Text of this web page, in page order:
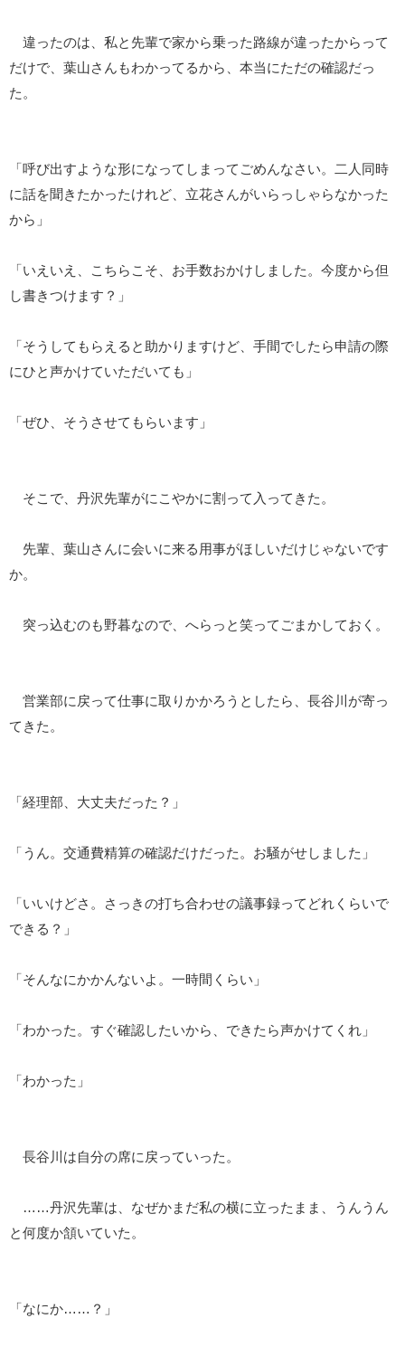
違ったのは、私と先輩で家から乗った路線が違ったからって
だけで、葉山さんもわかってるから、本当にただの確認だっ
た。
「呼び出すような形になってしまってごめんなさい。二人同時
に話を聞きたかったけれど、立花さんがいらっしゃらなかった
から」
「いえいえ、こちらこそ、お手数おかけしました。今度から但
し書きつけます？」
「そうしてもらえると助かりますけど、手間でしたら申請の際
にひと声かけていただいても」
「ぜひ、そうさせてもらいます」
そこで、丹沢先輩がにこやかに割って入ってきた。
先輩、葉山さんに会いに来る用事がほしいだけじゃないです
か。
突っ込むのも野暮なので、へらっと笑ってごまかしておく。
営業部に戻って仕事に取りかかろうとしたら、長谷川が寄っ
てきた。
「経理部、大丈夫だった？」
「うん。交通費精算の確認だけだった。お騒がせしました」
「いいけどさ。さっきの打ち合わせの議事録ってどれくらいで
できる？」
「そんなにかかんないよ。一時間くらい」
「わかった。すぐ確認したいから、できたら声かけてくれ」
「わかった」
長谷川は自分の席に戻っていった。
……丹沢先輩は、なぜかまだ私の横に立ったまま、うんうん
と何度か頷いていた。
「なにか……？」